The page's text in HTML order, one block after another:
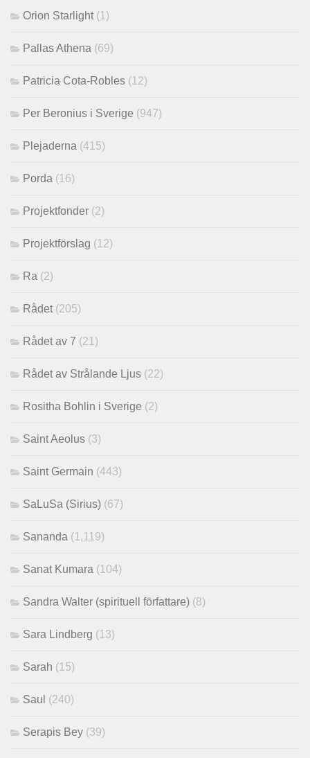
Orion Starlight (1)
Pallas Athena (69)
Patricia Cota-Robles (12)
Per Beronius i Sverige (947)
Plejaderna (415)
Porda (16)
Projektfonder (2)
Projektförslag (12)
Ra (2)
Rådet (205)
Rådet av 7 (21)
Rådet av Strålande Ljus (22)
Rositha Bohlin i Sverige (2)
Saint Aeolus (3)
Saint Germain (443)
SaLuSa (Sirius) (67)
Sananda (1,119)
Sanat Kumara (104)
Sandra Walter (spirituell författare) (8)
Sara Lindberg (13)
Sarah (15)
Saul (240)
Serapis Bey (39)